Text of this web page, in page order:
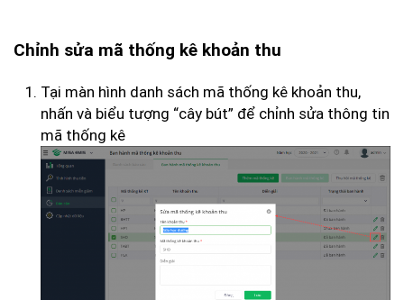
Chỉnh sửa mã thống kê khoản thu
Tại màn hình danh sách mã thống kê khoản thu,
nhấn và biểu tượng “cây bút” để chỉnh sửa thông tin
mã thống kê